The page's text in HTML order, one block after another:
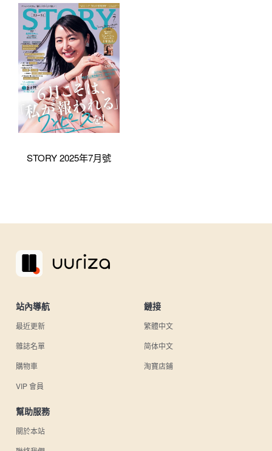
STORY 2025年7月號
站內導航
最近更新
雜誌名單
購物車
VIP 會員
鏈接
繁體中文
简体中文
淘寶店鋪
幫助服務
關於本站